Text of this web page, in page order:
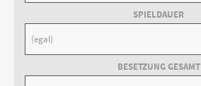
SPIELDAUER
BESETZUNG GESAMT